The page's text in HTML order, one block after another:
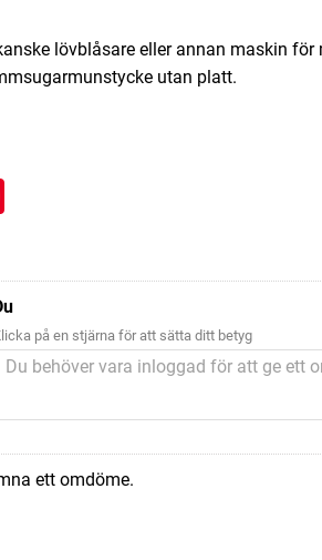
lövblåsare eller annan maskin
utan platt.
på en stjärna för att sätta ditt betyg
ett omdöme.